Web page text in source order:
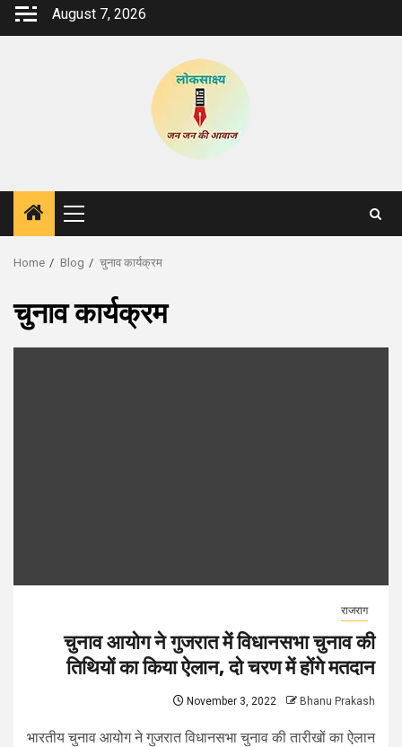
Skip
August 7, 2026
Primary
Menu
Home Blog चुनाव कार्यक्रम
चुनाव कार्यक्रम
राजराग
चुनाव आयोग ने गुजरात में विधानसभा चुनाव की
तिथियों का किया ऐलान, दो चरण में होंगे मतदान
November 3, 2022 Bhanu Prakash
भारतीय चुनाव आयोग ने गुजरात विधानसभा चुनाव की तारीखों का ऐलान